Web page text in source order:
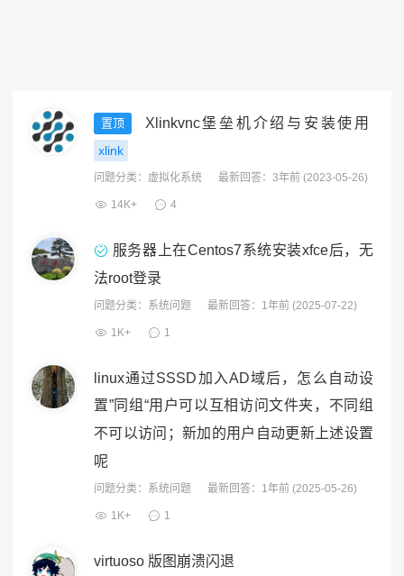
置顶 Xlinkvnc堡垒机介绍与安装使用
xlink
问题分类： 虚拟化系统 最新回答：3年前 (2023-05-26)
14K+ 4
服务器上在Centos7系统安装xfce后，无
法root登录
问题分类： 系统问题 最新回答：1年前 (2025-07-22)
1K+ 1
linux通过SSSD加入AD域后，怎么自动设
置”同组“用户可以互相访问文件夹，不同组
不可以访问；新加的用户自动更新上述设置
呢
问题分类： 系统问题 最新回答：1年前 (2025-05-26)
1K+ 1
virtuoso 版图崩溃闪退